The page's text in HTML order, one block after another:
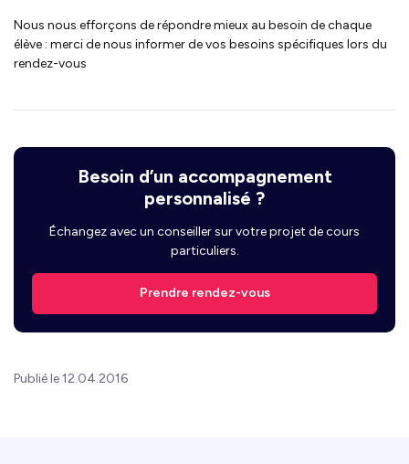
Nous nous efforçons de répondre mieux au besoin de chaque
élève : merci de nous informer de vos besoins spécifiques lors du
rendez-vous
Besoin d’un accompagnement
personnalisé ?
Échangez avec un conseiller sur votre projet de cours
particuliers.
Prendre rendez-vous
Publié le 12.04.2016